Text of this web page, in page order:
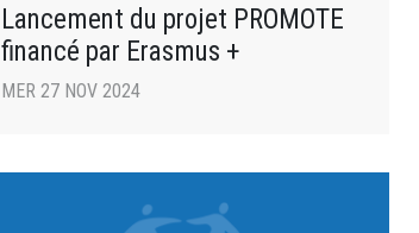
Lancement du projet PROMOTE
financé par Erasmus +
MER 27 NOV 2024